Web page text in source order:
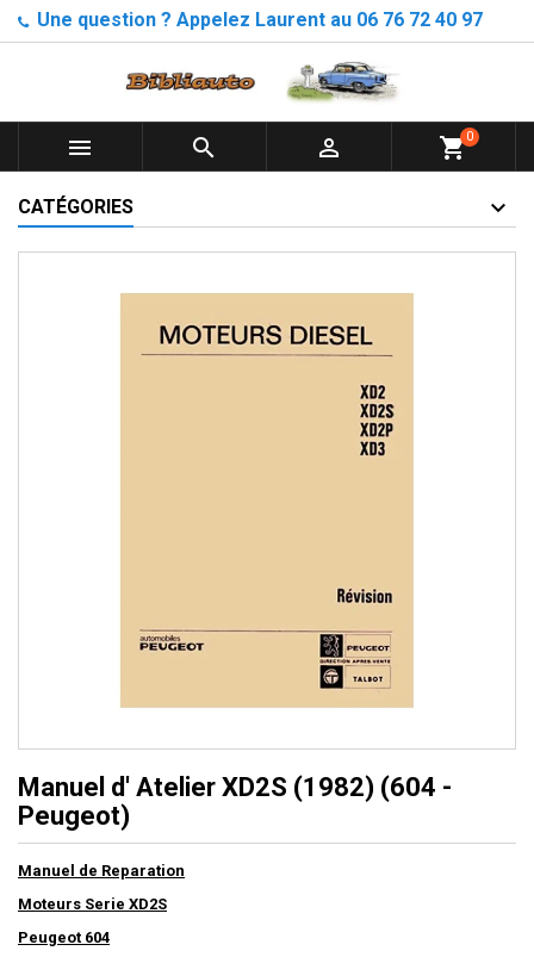
Une question ? Appelez Laurent au 06 76 72 40 97
   shopping_cart0
CATÉGORIES
Manuel d' Atelier XD2S (1982) (604 -
Peugeot)
Manuel de Reparation
Moteurs Serie XD2S
Peugeot 604